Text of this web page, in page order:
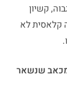
קשיון
קלאסית לא
שנשאר